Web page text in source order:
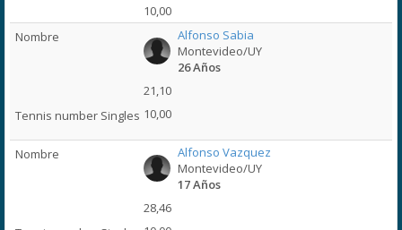
10,00
Alfonso Sabia
Montevideo/UY
26 Años
21,10
10,00
Alfonso Vazquez
Montevideo/UY
17 Años
28,46